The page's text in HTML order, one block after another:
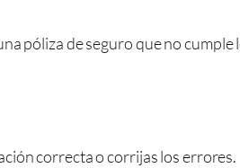
póliza de seguro que no cumple
correcta o corrijas los errores.